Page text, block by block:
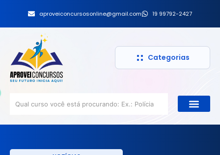
aproveiconcursosonline@gmail.com 19 99792-2427
Categorias